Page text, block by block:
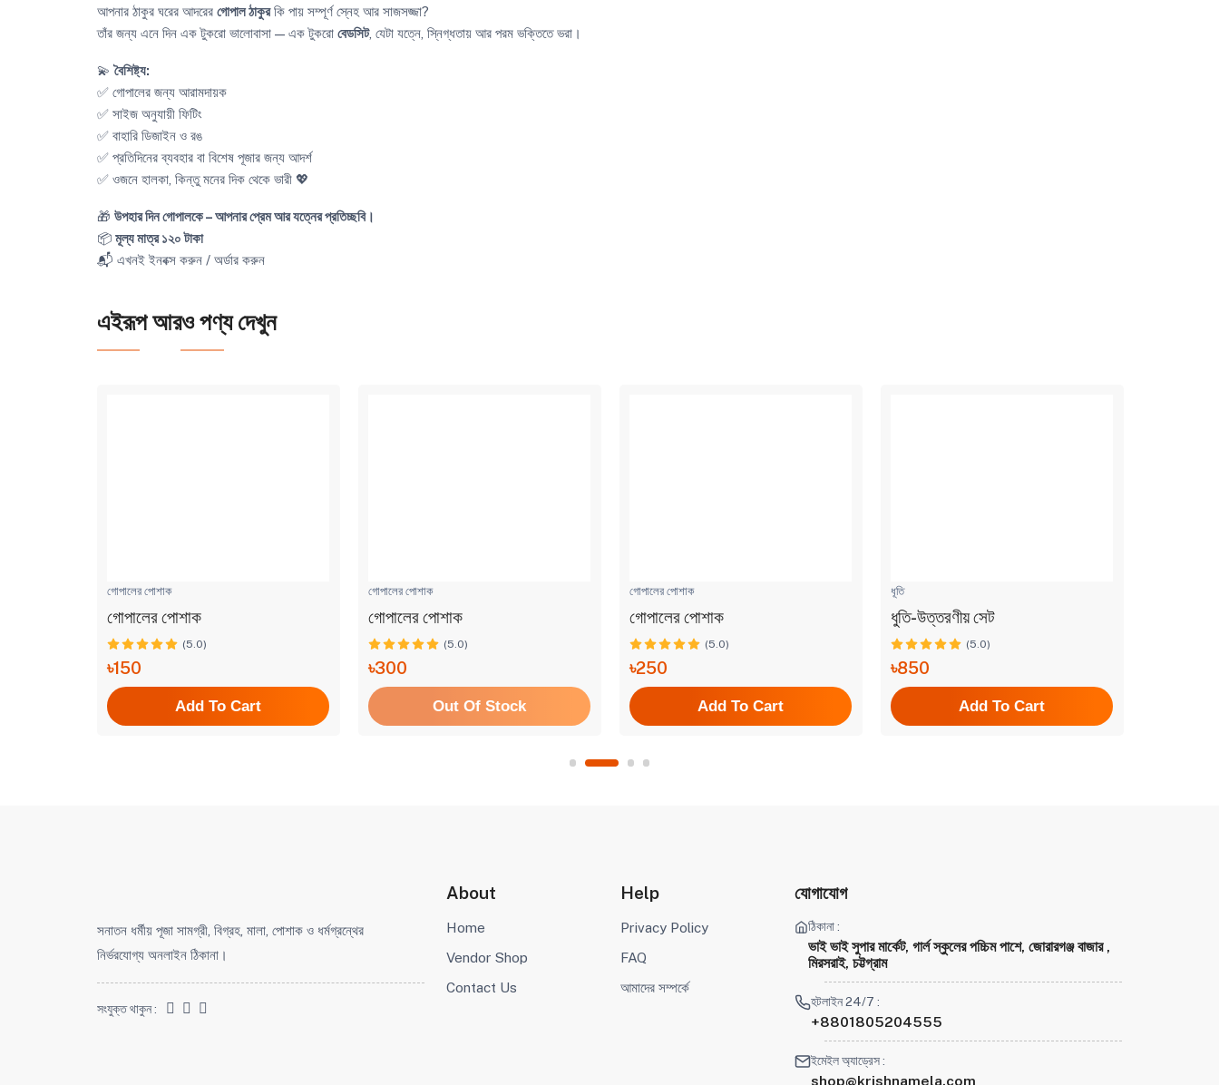
আপনার ঠাকুর ঘরের আদরের গোপাল ঠাকুরকি পায় সম্পূর্ণ স্নেহ আর সাজসজ্জা?
তাঁর জন্য এনে দিন এক টুকরো ভালোবাসা — এক টুকরো বেডসিট, যেটা যত্নে, স্নিগ্ধতায় আর পরম ভক্তিতে ভরা।
💫বৈশিষ্ট্য:
✅ গোপালের জন্য আরামদায়ক
✅ সাইজ অনুযায়ী ফিটিং
✅ বাহারি ডিজাইন ও রঙ
✅ প্রতিদিনের ব্যবহার বা বিশেষ পূজার জন্য আদর্শ
✅ ওজনে হালকা, কিন্তু মনের দিক থেকে ভারী 💖
🎁 উপহার দিন গোপালকে – আপনার প্রেম আর যত্নের প্রতিচ্ছবি।
📦 মূল্য মাত্র ১২০ টাকা
📬 এখনই ইনবক্স করুন / অর্ডার করুন
এইরূপ আরও পণ্য দেখুন
গোপালের পোশাক
গোপালের পোশাক
(5.0)
৳150
Add To Cart
গোপালের পোশাক
গোপালের পোশাক
(5.0)
৳300
Out Of Stock
গোপালের পোশাক
গোপালের পোশাক
(5.0)
৳250
Add To Cart
ধূতি
ধুতি-উত্তরণীয় সেট
(5.0)
৳850
Add To Cart
সনাতন ধর্মীয় পূজা সামগ্রী, বিগ্রহ, মালা, পোশাক ও ধর্মগ্রন্থের
নির্ভরযোগ্য অনলাইন ঠিকানা।
সংযুক্ত থাকুন :
About
Home
Vendor Shop
Contact Us
Help
Privacy Policy
FAQ
আমাদের সম্পর্কে
যোগাযোগ
ঠিকানা :
ভাই ভাই সুপার মার্কেট, গার্ল স্কুলের পচ্চিম পাশে, জোরারগঞ্জ বাজার ,
মিরসরাই, চট্টগ্রাম
হটলাইন 24/7 :
+8801805204555
ইমেইল অ্যাড্রেস :
shop@krishnamela.com